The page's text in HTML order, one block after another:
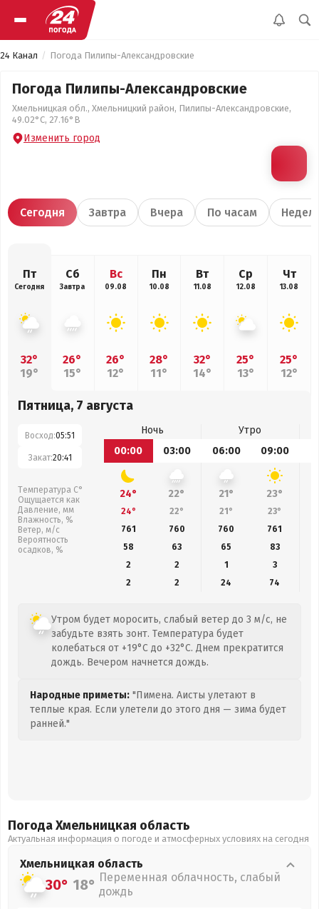
24 Канал Погода Пилипы-Александровские
Погода Пилипы-Александровские
Хмельницкая обл., Хмельницкий район, Пилипы-Александровские,
49.02°С, 27.16°В
Изменить город
Сегодня Завтра Вчера По часам
Пт
Сегодня
32°
19°
Сб
Завтра
26°
15°
Вс
09.08
26°
12°
Пн
10.08
28°
11°
Вт
11.08
32°
14°
Ср
12.08
25°
13°
Чт
13.08
25°
12°
Пятница, 7 августа
Восход:05:51
Закат:20:41
Температура С°
Ощущается как
Давление, мм
Влажность, %
Ветер, м/с
Вероятность
осадков, %
Ночь
Утро
00:00
03:00 06:00 09:00
24° 22° 21° 23°
24° 22° 21° 23°
761
760 760 761
58
63 65 83
2
2 1
3
2
2 24 74
Утром будет моросить, слабый ветер до 3 м/с, не
забудьте взять зонт. Температура будет
колебаться от +19°C до +32°C. Днем прекратится
дождь. Вечером начнется дождь.
Народные приметы: "Пимена. Аисты улетают в
теплые края. Если улетели до этого дня — зима будет
ранней."
Погода Хмельницкая область
Актуальная информация о погоде и атмосферных условиях на сегодня
Хмельницкая область
30° 18° Переменная облачность, слабый
дождь